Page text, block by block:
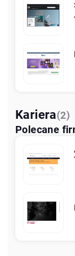
Kariera(2)
Polecane